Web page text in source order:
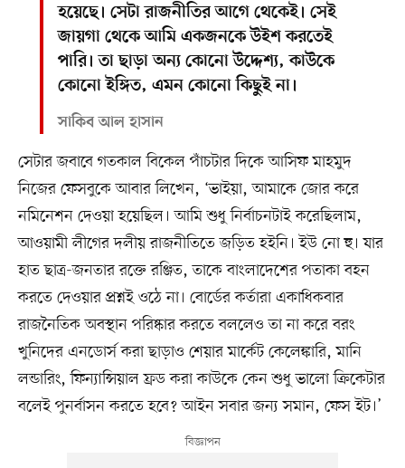
হয়েছে। সেটা রাজনীতির আগে থেকেই। সেই
জায়গা থেকে আমি একজনকে উইশ করতেই
পারি। তা ছাড়া অন্য কোনো উদ্দেশ্য, কাউকে
কোনো ইঙ্গিত, এমন কোনো কিছুই না।
সাকিব আল হাসান
সেটার জবাবে গতকাল বিকেল পাঁচটার দিকে আসিফ মাহমুদ
নিজের ফেসবুকে আবার লিখেন, ‘ভাইয়া, আমাকে জোর করে
নমিনেশন দেওয়া হয়েছিল। আমি শুধু নির্বাচনটাই করেছিলাম,
আওয়ামী লীগের দলীয় রাজনীতিতে জড়িত হইনি। ইউ নো হু। যার
হাত ছাত্র-জনতার রক্তে রঞ্জিত, তাকে বাংলাদেশের পতাকা বহন
করতে দেওয়ার প্রশ্নই ওঠে না। বোর্ডের কর্তারা একাধিকবার
রাজনৈতিক অবস্থান পরিষ্কার করতে বললেও তা না করে বরং
খুনিদের এনডোর্স করা ছাড়াও শেয়ার মার্কেট কেলেঙ্কারি, মানি
লন্ডারিং, ফিন্যান্সিয়াল ফ্রড করা কাউকে কেন শুধু ভালো ক্রিকেটার
বলেই পুনর্বাসন করতে হবে? আইন সবার জন্য সমান, ফেস ইট।’